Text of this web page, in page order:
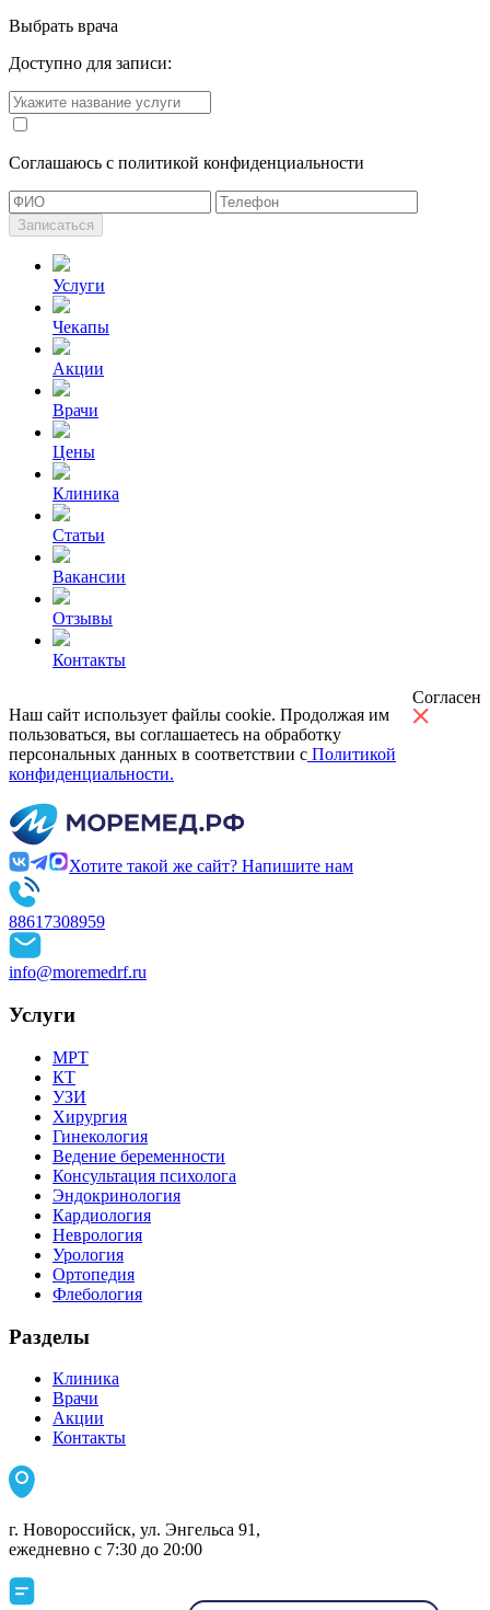
Выбрать врача
Доступно для записи:
Cоглашаюсь с политикой конфиденциальности
Записаться
Услуги
Чекапы
Акции
Врачи
Цены
Клиника
Статьи
Вакансии
Отзывы
Контакты
Наш сайт использует файлы cookie. Продолжая им
пользоваться, вы соглашаетесь на обработку
персональных данных в соответствии с Политикой
конфиденциальности.
Согласен
Хотите такой же сайт? Напишите нам
88617308959
info@moremedrf.ru
Услуги
МРТ
КТ
УЗИ
Хирургия
Гинекология
Ведение беременности
Консультация психолога
Эндокринология
Кардиология
Неврология
Урология
Ортопедия
Флебология
Разделы
Клиника
Врачи
Акции
Контакты
г. Новороссийск, ул. Энгельса 91,
ежедневно с 7:30 до 20:00